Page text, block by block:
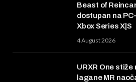
Beast of
dostupan na
Xbox Series X|S
4 August 2026
URXR One
lagane MR